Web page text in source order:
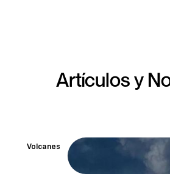
Artículos y
Volcanes